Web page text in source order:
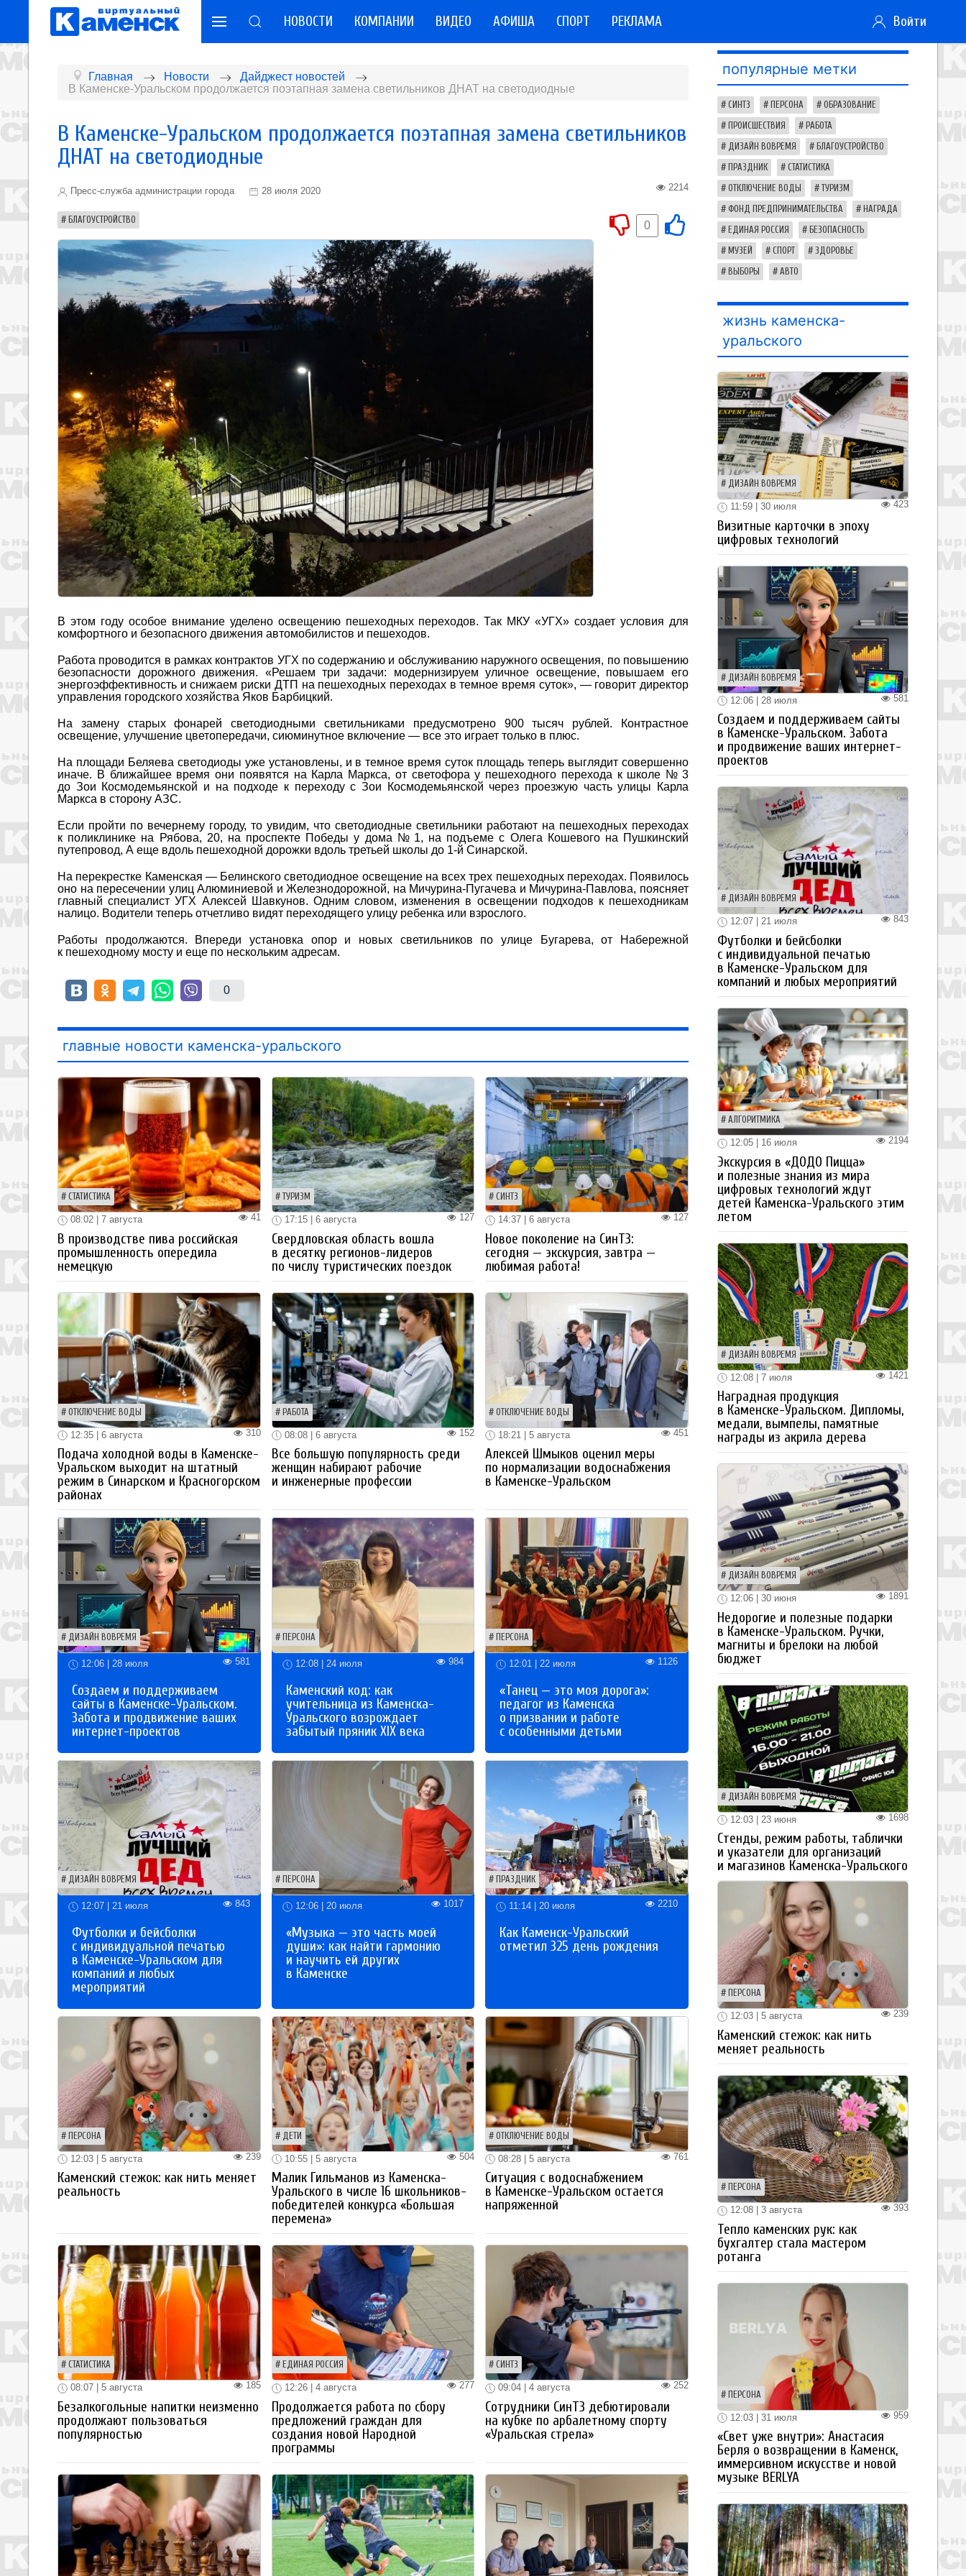
НОВОСТИ КОМПАНИИ ВИДЕО АФИША СПОРТ РЕКЛАМА Войти
Главная Новости
Дайджест новостей
В Каменске-Уральском продолжается поэтапная замена светильников ДНАТ на светодиодные
В Каменске-Уральском продолжается поэтапная замена светильников
ДНАТ на светодиодные
Пресс-служба администрации города 28 июля 2020 2214
БЛАГОУСТРОЙСТВО 0
В этом году особое внимание уделено освещению пешеходных переходов. Так МКУ «УГХ» создает условия для
комфортного и безопасного движения автомобилистов и пешеходов.
Работа проводится в рамках контрактов УГХ по содержанию и обслуживанию наружного освещения, по повышению
безопасности дорожного движения. «Решаем три задачи: модернизируем уличное освещение, повышаем его
энергоэффективность и снижаем риски ДТП на пешеходных переходах в темное время суток», ― говорит директор
управления городского хозяйства Яков Барбицкий.
На замену старых фонарей светодиодными светильниками предусмотрено 900 тысяч рублей. Контрастное
освещение, улучшение цветопередачи, сиюминутное включение ― все это играет только в плюс.
На площади Беляева светодиоды уже установлены, и в темное время суток площадь теперь выглядит совершенно
иначе. В ближайшее время они появятся на Карла Маркса, от светофора у пешеходного перехода к школе № 3
до Зои Космодемьянской и на подходе к переходу с Зои Космодемьянской через проезжую часть улицы Карла
Маркса в сторону АЗС.
Если пройти по вечернему городу, то увидим, что светодиодные светильники работают на пешеходных переходах
к поликлинике на Рябова, 20, на проспекте Победы у дома № 1, на подъеме с Олега Кошевого на Пушкинский
путепровод, А еще вдоль пешеходной дорожки вдоль третьей школы до 1-й Синарской.
На перекрестке Каменская — Белинского светодиодное освещение на всех трех пешеходных переходах. Появилось
оно на пересечении улиц Алюминиевой и Железнодорожной, на Мичурина-Пугачева и Мичурина-Павлова, поясняет
главный специалист УГХ Алексей Шавкунов. Одним словом, изменения в освещении подходов к пешеходникам
налицо. Водители теперь отчетливо видят переходящего улицу ребенка или взрослого.
Работы продолжаются. Впереди установка опор и новых светильников по улице Бугарева, от Набережной
к пешеходному мосту и еще по нескольким адресам.
0
главные новости каменска-уральского
СТАТИСТИКА
41
08:02 | 7 августа
В производстве пива российская
промышленность опередила
немецкую
ТУРИЗМ
127
17:15 | 6 августа
Свердловская область вошла
в десятку регионов-лидеров
по числу туристических поездок
СИНТЗ
127
14:37 | 6 августа
Новое поколение на СинТЗ:
сегодня — экскурсия, завтра —
любимая работа!
ОТКЛЮЧЕНИЕ ВОДЫ
310
12:35 | 6 августа
Подача холодной воды в Каменске-
Уральском выходит на штатный
режим в Синарском и Красногорском
районах
РАБОТА
152
08:08 | 6 августа
Все большую популярность среди
женщин набирают рабочие
и инженерные профессии
ОТКЛЮЧЕНИЕ ВОДЫ
451
18:21 | 5 августа
Алексей Шмыков оценил меры
по нормализации водоснабжения
в Каменске-Уральском
ДИЗАЙН ВОВРЕМЯ
12:06 | 28 июля 581
Создаем и поддерживаем
сайты в Каменске-Уральском.
Забота и продвижение ваших
интернет-проектов
ПЕРСОНА
12:08 | 24 июля 984
Каменский код: как
учительница из Каменска-
Уральского возрождает
забытый пряник XIX века
ПЕРСОНА
12:01 | 22 июля 1126
«Танец — это моя дорога»:
педагог из Каменска
о призвании и работе
с особенными детьми
ДИЗАЙН ВОВРЕМЯ
12:07 | 21 июля 843
Футболки и бейсболки
с индивидуальной печатью
в Каменске-Уральском для
компаний и любых
мероприятий
ПЕРСОНА
12:06 | 20 июля 1017
«Музыка — это часть моей
души»: как найти гармонию
и научить ей других
в Каменске
ПРАЗДНИК
11:14 | 20 июля 2210
Как Каменск-Уральский
отметил 325 день рождения
ПЕРСОНА
239
12:03 | 5 августа
Каменский стежок: как нить меняет
реальность
ДЕТИ
504
10:55 | 5 августа
Малик Гильманов из Каменска-
Уральского в числе 16 школьников-
победителей конкурса «Большая
перемена»
ОТКЛЮЧЕНИЕ ВОДЫ
761
08:28 | 5 августа
Ситуация с водоснабжением
в Каменске-Уральском остается
напряженной
СТАТИСТИКА
185
08:07 | 5 августа
Безалкогольные напитки неизменно
продолжают пользоваться
популярностью
ЕДИНАЯ РОССИЯ
277
12:26 | 4 августа
Продолжается работа по сбору
предложений граждан для
создания новой Народной
программы
СИНТЗ
252
09:04 | 4 августа
Сотрудники СинТЗ дебютировали
на кубке по арбалетному спорту
«Уральская стрела»
популярные метки
СИНТЗ ПЕРСОНА ОБРАЗОВАНИЕ
ПРОИСШЕСТВИЯ РАБОТА
ДИЗАЙН ВОВРЕМЯ БЛАГОУСТРОЙСТВО
ПРАЗДНИК СТАТИСТИКА
ОТКЛЮЧЕНИЕ ВОДЫ ТУРИЗМ
ФОНД ПРЕДПРИНИМАТЕЛЬСТВА НАГРАДА
ЕДИНАЯ РОССИЯ БЕЗОПАСНОСТЬ
МУЗЕЙ СПОРТ ЗДОРОВЬЕ
ВЫБОРЫ АВТО
жизнь каменска-
уральского
ДИЗАЙН ВОВРЕМЯ
423
11:59 | 30 июля
Визитные карточки в эпоху
цифровых технологий
ДИЗАЙН ВОВРЕМЯ
581
12:06 | 28 июля
Создаем и поддерживаем сайты
в Каменске-Уральском. Забота
и продвижение ваших интернет-
проектов
ДИЗАЙН ВОВРЕМЯ
843
12:07 | 21 июля
Футболки и бейсболки
с индивидуальной печатью
в Каменске-Уральском для
компаний и любых мероприятий
АЛГОРИТМИКА
2194
12:05 | 16 июля
Экскурсия в «ДОДО Пицца»
и полезные знания из мира
цифровых технологий ждут
детей Каменска-Уральского этим
летом
ДИЗАЙН ВОВРЕМЯ
1421
12:08 | 7 июля
Наградная продукция
в Каменске-Уральском. Дипломы,
медали, вымпелы, памятные
награды из акрила дерева
ДИЗАЙН ВОВРЕМЯ
1891
12:06 | 30 июня
Недорогие и полезные подарки
в Каменске-Уральском. Ручки,
магниты и брелоки на любой
бюджет
ДИЗАЙН ВОВРЕМЯ
1698
12:03 | 23 июня
Стенды, режим работы, таблички
и указатели для организаций
и магазинов Каменска-Уральского
ПЕРСОНА
239
12:03 | 5 августа
Каменский стежок: как нить
меняет реальность
ПЕРСОНА
393
12:08 | 3 августа
Тепло каменских рук: как
бухгалтер стала мастером
ротанга
ПЕРСОНА
959
12:03 | 31 июля
«Свет уже внутри»: Анастасия
Берля о возвращении в Каменск,
иммерсивном искусстве и новой
музыке BERLYA